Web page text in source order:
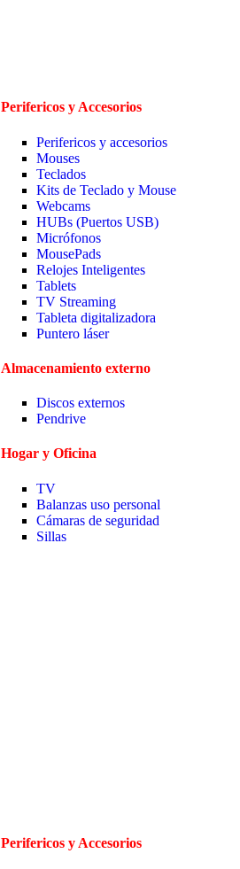
Perifericos y Accesorios
Perifericos y accesorios
Mouses
Teclados
Kits de Teclado y Mouse
Webcams
HUBs (Puertos USB)
Micrófonos
MousePads
Relojes Inteligentes
Tablets
TV Streaming
Tableta digitalizadora
Puntero láser
Almacenamiento externo
Discos externos
Pendrive
Hogar y Oficina
TV
Balanzas uso personal
Cámaras de seguridad
Sillas
Perifericos y Accesorios